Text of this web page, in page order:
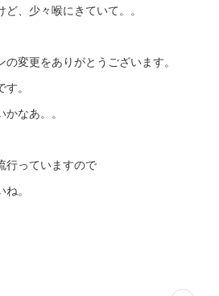
、少々喉にきていて。。
変更をありがとうございます。
。
なあ。。
行っていますので
。